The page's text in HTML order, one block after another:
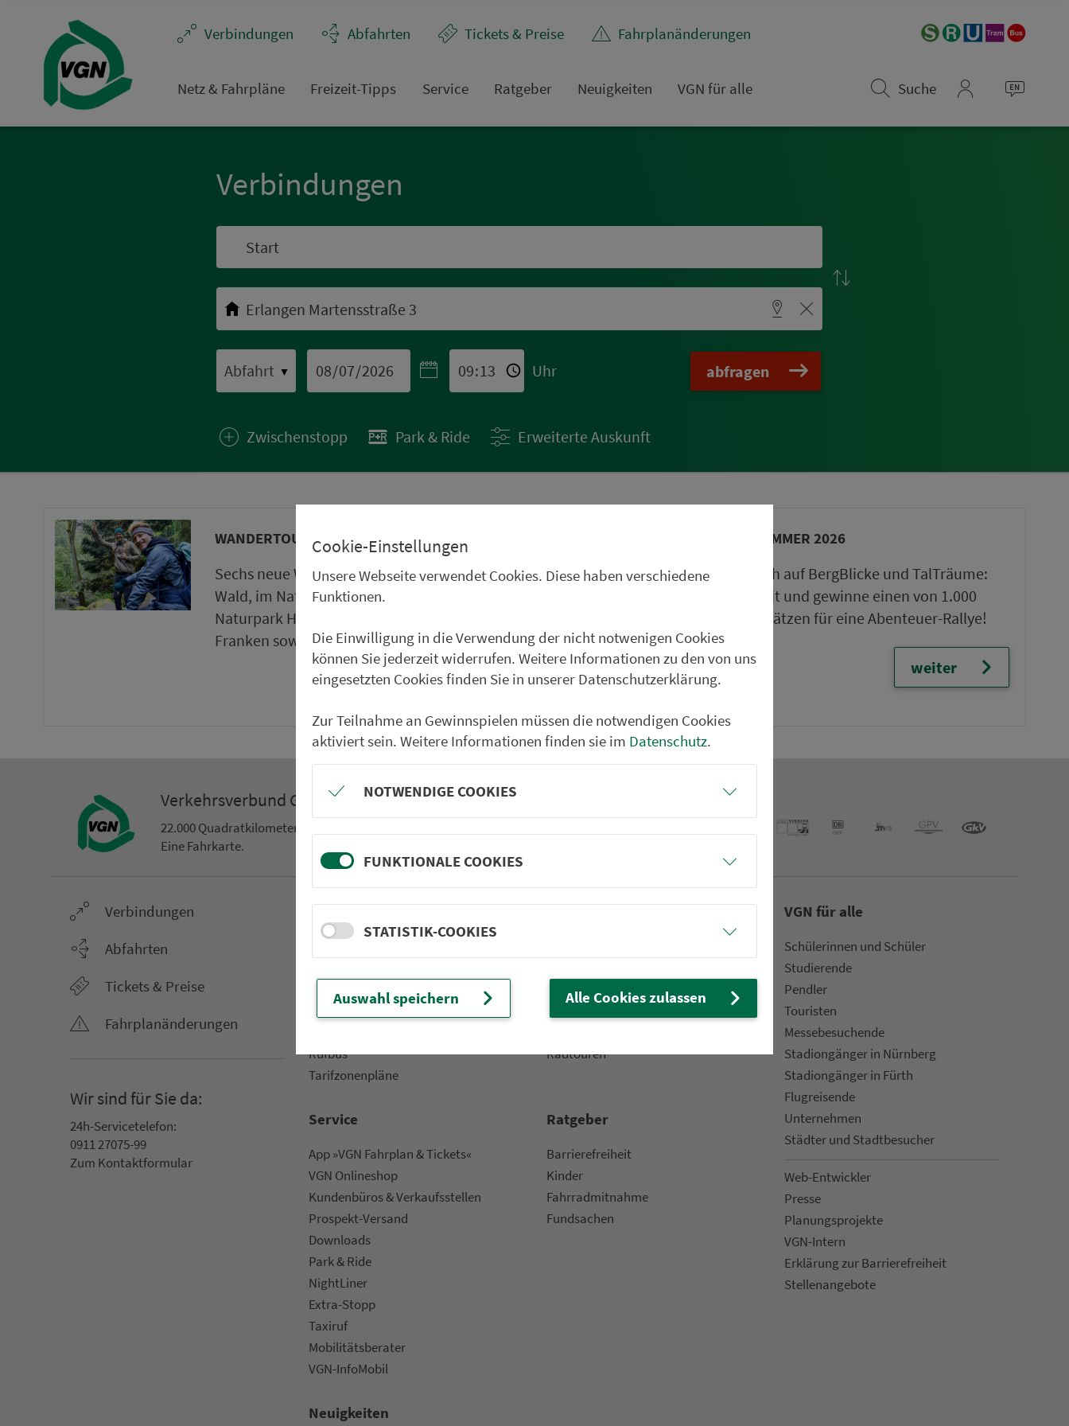
Ver­bin­dungen
Abfahrten Tickets & Preise Fahr­plan­ände­rungen
Netz & Fahrpläne Frei­zeit-Tipps Service Rat­ge­ber Neuigkeiten VGN für alle
Suche
Ver­bin­dungen
▼ Uhr abfragen
Zwischenstopp Park & Ride Erweiterte Auskunft
WANDERTOUREN UND STÄDTETIPPS
Sechs neue Wandertouren im Oberpfälzer
Wald, im Naturpark Frankenwald, im
Naturpark Haßberge und im Weinparadies
Franken sowie ein neuer Städtetipp in Roth.
weiter
VGN-SOMMER 2026
Freu dich auf BergBlicke und TalTräume:
Mach mit und gewinne einen von 1.000
Team-Plätzen für eine Abenteuer-Rallye!
weiter
Ver­kehrs­ver­bund Groß­raum Nürn­berg
22.000 Qua­drat­ki­lo­me­ter. 130 Ver­kehrs­un­ter­neh­men. 1.100 Linien.
Eine Fahr­kar­te.
Ver­bin­dungen
Abfahrten
Tickets & Preise
Fahr­plan­ände­rungen
Wir sind für Sie da:
24h-Ser­vice­te­le­fon:
0911 27075-99
Zum Kon­taktformular
Netz & Fahrpläne
AST-Aus­hang­fahr­plä­ne
Rufbus
Ta­rif­zo­nen­plä­ne
Frei­zeit-Tipps
Wandern
Radtouren
Service
App »VGN Fahrplan & Tickets«
VGN On­line­shop
Kun­den­bü­ros & Ver­kaufs­stel­len
Prospekt-Versand
Downloads
Park & Ride
NightLiner
Extra-Stopp
Taxiruf
Mo­bi­li­täts­be­ra­ter
VGN-InfoMobil
Rat­ge­ber
Bar­ri­e­re­frei­heit
Kinder
Fahr­rad­mit­nah­me
Fund­sachen
Neuigkeiten
VGN für alle
Schülerinnen und Schüler
Stu­die­rende
Pendler
Touristen
Mes­se­be­suchende
Sta­di­on­gän­ger in Nürn­berg
Sta­di­on­gän­ger in Fürth
Flug­rei­sen­de
Un­ter­neh­men
Städter und Stadt­be­su­cher
Web-Entwickler
Presse
Pla­nungs­pro­jekte
VGN-Intern
Erklärung zur Bar­ri­e­re­frei­heit
Stellenan­ge­bote
Cookie-Einstellungen
Unsere Webseite verwendet Cookies. Diese haben verschiedene
Funktionen.
Die Einwilligung in die Verwendung der nicht notwenigen Cookies
können Sie jederzeit widerrufen. Weitere Informationen zu den von uns
eingesetzten Cookies finden Sie in unserer Datenschutzerklärung.
Zur Teilnahme an Gewinnspielen müssen die notwendigen Cookies
aktiviert sein. Weitere Informationen finden sie im Datenschutz.
NOTWENDIGE COOKIES
FUNKTIONALE COOKIES
STATISTIK-COOKIES
Auswahl speichern Alle Cookies zulassen